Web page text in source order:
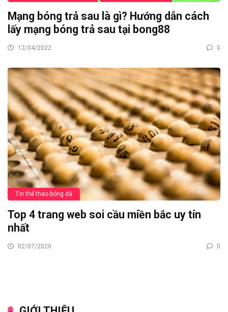
Mạng bóng trả sau là gì? Hướng dẫn cách
lấy mạng bóng trả sau tại bong88
12/04/2022 0
Tin thể thao bóng đá
Top 4 trang web soi cầu miền bắc uy tín
nhất
02/07/2020 0